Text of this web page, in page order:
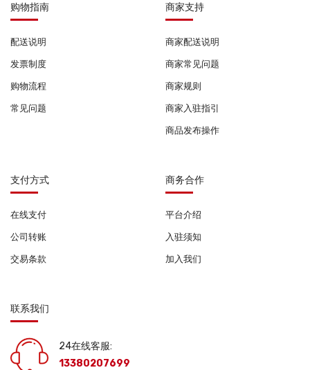
购物指南
配送说明
发票制度
购物流程
常见问题
商家支持
商家配送说明
商家常见问题
商家规则
商家入驻指引
商品发布操作
支付方式
在线支付
公司转账
交易条款
商务合作
平台介绍
入驻须知
加入我们
联系我们
24在线客服:
13380207699